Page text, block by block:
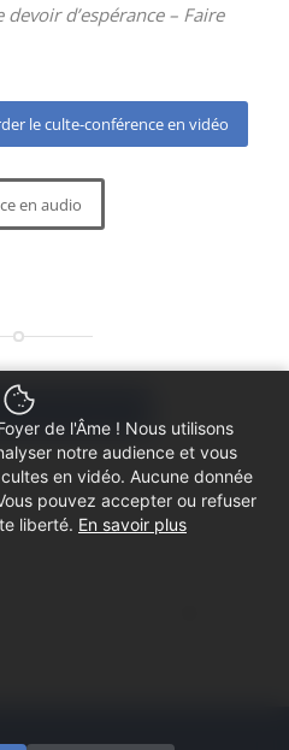
d’espérance – Faire
le culte-conférence en vidéo
en audio
le PDF de l’affiche
de l'Âme ! Nous utilisons
notre audience et vous
en vidéo. Aucune donnée
pouvez accepter ou refuser
liberté. En savoir plus